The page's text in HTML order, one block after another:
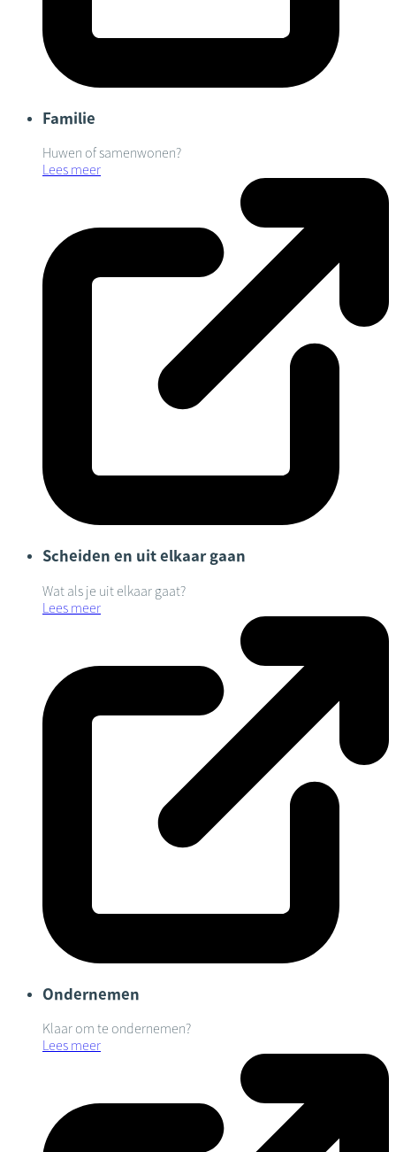
Familie
Huwen of samenwonen?
Lees meer
Scheiden en uit elkaar gaan
Wat als je uit elkaar gaat?
Lees meer
Ondernemen
Klaar om te ondernemen?
Lees meer